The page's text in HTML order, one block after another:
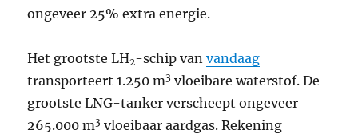
ongeveer 25% extra energie.
Het grootste LH2-schip vanvandaag
transporteert 1.250 m3 vloeibare waterstof. De
grootste LNG-tanker verscheept ongeveer
265.000 m3 vloeibaar aardgas. Rekening